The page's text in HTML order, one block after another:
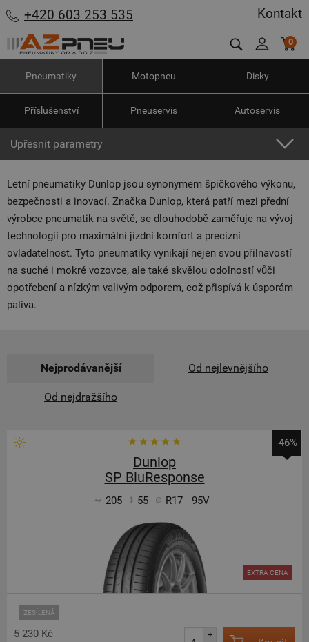
Kontakt
+420 603 253 535
0
Pneumatiky Motopneu Disky
Příslušenství Pneuservis Autoservis
Upřesnit parametry
Letní pneumatiky Dunlop jsou synonymem špičkového výkonu,
bezpečnosti a inovací. Značka Dunlop, která patří mezi přední
výrobce pneumatik na světě, se dlouhodobě zaměřuje na vývoj
technologií pro maximální jízdní komfort a precizní
ovladatelnost. Tyto pneumatiky vynikají nejen svou přilnavostí
na suché i mokré vozovce, ale také skvělou odolností vůči
opotřebení a nízkým valivým odporem, což přispívá k úsporám
paliva.
Nejprodávanější Od nejlevnějšího
Od nejdražšího
-46%
Dunlop
SP BluResponse
205 55 R17 95V
ZESÍLENÁ
EXTRA CENA
5 230 Kč
+